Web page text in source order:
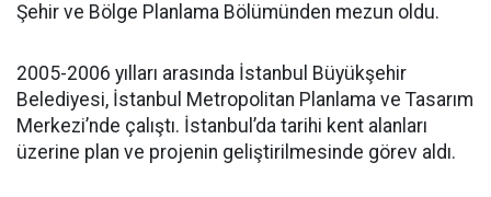
Şehir ve Bölge Planlama Bölümünden mezun oldu.
2005-2006 yılları arasında İstanbul Büyükşehir
Belediyesi, İstanbul Metropolitan Planlama ve Tasarım
Merkezi’nde çalıştı. İstanbul’da tarihi kent alanları
üzerine plan ve projenin geliştirilmesinde görev aldı.